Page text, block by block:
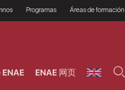
en empresas
Programas
Programas Ejecutivos
Áreas de formación
Riesgos
ENAE 网页